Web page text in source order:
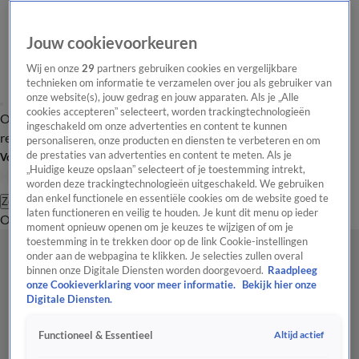
Overzicht Laatste nieuws Regionieuws Het beste van Hart
Tip de
redactie
Volg Hart van Nederland
Zoeken
OverzichtRegioUitzendingenWeerTip de redactiePanelVideo's
Jouw cookievoorkeuren
Wij en onze29 partners gebruiken cookies en vergelijkbare
technieken om informatie te verzamelen over jou als gebruiker van
onze website(s), jouw gedrag en jouw apparaten. Als je „Alle
cookies accepteren” selecteert, worden trackingtechnologieën
ingeschakeld om onze advertenties en content te kunnen
personaliseren, onze producten en diensten te verbeteren en om
de prestaties van advertenties en content te meten. Als je
„Huidige keuze opslaan” selecteert of je toestemming intrekt,
worden deze trackingtechnologieën uitgeschakeld. We gebruiken
dan enkel functionele en essentiële cookies om de website goed te
laten functioneren en veilig te houden. Je kunt dit menu op ieder
moment opnieuw openen om je keuzes te wijzigen of om je
toestemming in te trekken door op de link Cookie-instellingen
onder aan de webpagina te klikken. Je selecties zullen overal
binnen onze Digitale Diensten worden doorgevoerd. Raadpleeg
onze Cookieverklaring voor meer informatie.
Bekijk hier onze
Digitale Diensten.
Functioneel & Essentieel Altijd actief